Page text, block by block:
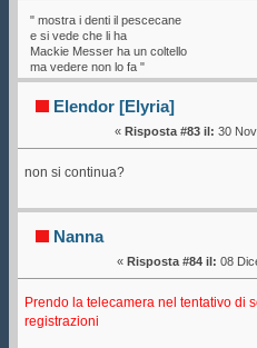
" mostra i denti il pescecane
e si vede che li ha
Mackie Messer ha un coltello
ma vedere non lo fa "
Elendor [Elyria]
« Risposta #83 il: 30
non si continua?
Nanna
« Risposta #84 il: 08
Prendo la telecamera nel tentativo di
registrazioni